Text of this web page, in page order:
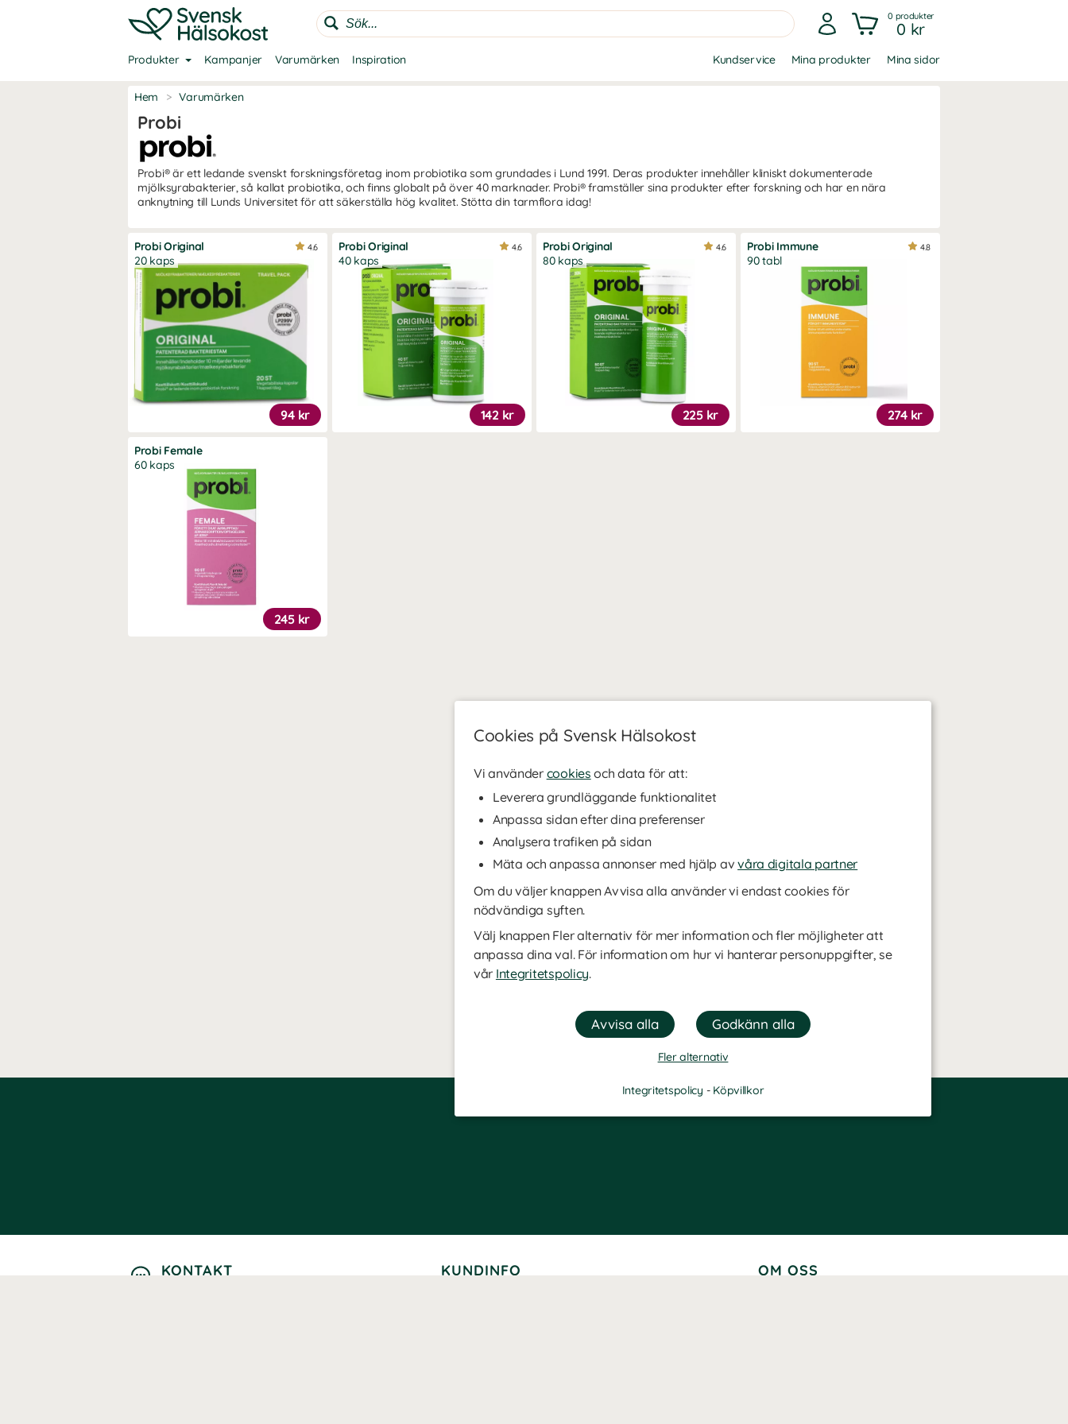
Cookies på Svensk Hälsokost
Vi använder cookies och data för att:
Leverera grundläggande funktionalitet
Anpassa sidan efter dina preferenser
Analysera trafiken på sidan
Mäta och anpassa annonser med hjälp avvåra digitala partner
Om du väljer knappen Avvisa alla använder vi endast cookies för
nödvändiga syften.
Välj knappen Fler alternativ för mer information och fler möjligheter att
anpassa dina val. För information om hur vi hanterar personuppgifter, se
vår Integritetspolicy.
Fler alternativ
Integritetspolicy - Köpvillkor
0 produkter
0 kr
Produkter Kampanjer Varumärken Inspiration Kundservice Mina produkter Mina sidor
Hem > Varumärken
Probi
Probi® är ett ledande svenskt forskningsföretag inom probiotika som grundades i Lund 1991. Deras produkter innehåller kliniskt dokumenterade
mjölksyrabakterier, så kallat probiotika, och finns globalt på över 40 marknader. Probi® framställer sina produkter efter forskning och har en nära
anknytning till Lunds Universitet för att säkerställa hög kvalitet. Stötta din tarmflora idag!
Probi Original
20 kaps
94 kr
4.6
Probi Original
40 kaps
142 kr
4.6
Probi Original
80 kaps
225 kr
4.6
Probi Immune
90 tabl
274 kr
4.8
Probi Female
60 kaps
245 kr
KONTAKT KUNDINFO OM OSS